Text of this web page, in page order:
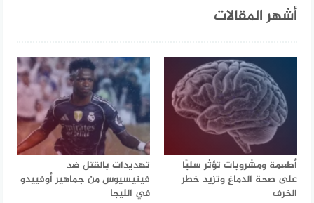
أشهر المقالات
أطعمة ومشروبات تؤثر سلبًا
على صحة الدماغ وتزيد خطر
الخرف
تهديدات بالقتل ضد
فينيسيوس من جماهير أوفييدو
في الليجا